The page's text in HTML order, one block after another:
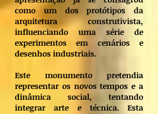
como um dos protótipos da
arquitetura construtivista,
influenciando uma série de
experimentos em cenários e
desenhos industriais.
Este monumento pretendia
representar os novos tempos e a
dinâmica social, tentando
integrar arte e técnica. Esta